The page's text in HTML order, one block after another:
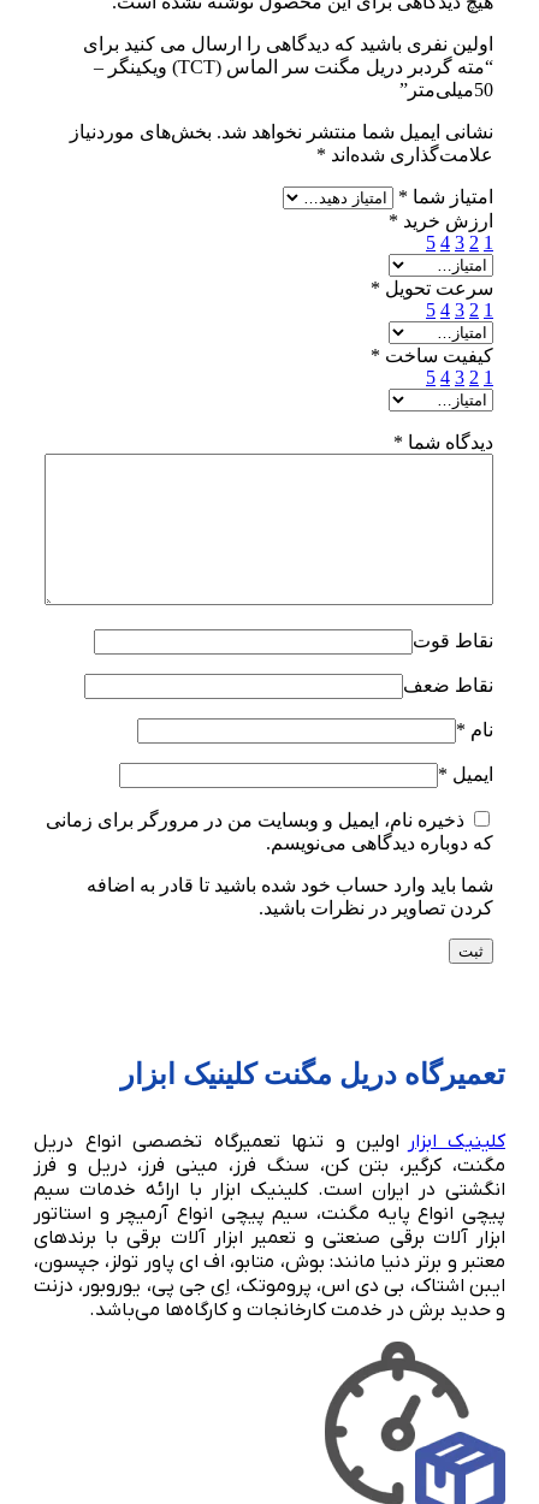
اولین نفری باشید که دیدگاهی را ارسال می کنید برای
“مته گردبر دریل مگنت سر الماس (TCT) ویکینگر –
50میلی‌متر”
نشانی ایمیل شما منتشر نخواهد شد. بخش‌های موردنیاز
علامت‌گذاری شده‌اند *
امتیاز شما *
ارزش خرید *
1
2
3
4
5
سرعت تحویل *
1
2
3
4
5
کیفیت ساخت *
1
2
3
4
5
دیدگاه شما *
نقاط قوت
نقاط ضعف
نام *
ایمیل *
ذخیره نام، ایمیل و وبسایت من در مرورگر برای زمانی
که دوباره دیدگاهی می‌نویسم.
شما باید وارد حساب خود شده باشید تا قادر به اضافه
کردن تصاویر در نظرات باشید.
تعمیرگاه دریل مگنت کلینیک ابزار
کلینیک ابزار اولین و تنها تعمیرگاه تخصصی انواع دریل
مگنت، کرگیر، بتن کن، سنگ فرز، مینی فرز، دریل و فرز
انگشتی در ایران است. کلینیک ابزار با ارائه خدمات سیم
پیچی انواع پایه مگنت، سیم پیچی انواع آرمیچر و استاتور
ابزار آلات برقی صنعتی و تعمیر ابزار آلات برقی با برندهای
معتبر و برتر دنیا مانند: بوش، متابو، اف ای پاور تولز، جپسون،
ایبن اشتاک، بی دی اس، پروموتک، اِی جی پی، یوروبور، دزنت
و حدید برش در خدمت کارخانجات و کارگاه‌ها می‌باشد.